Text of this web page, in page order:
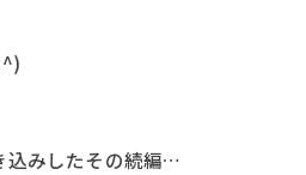
込みしたその続編…